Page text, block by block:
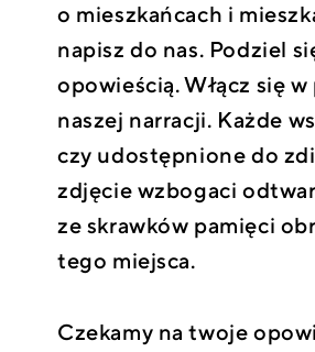
o mieszkańcach i
napisz do nas. Podziel
opowieścią. Włącz się
naszej narracji. Każde
czy udostępnione do
zdjęcie wzbogaci
ze skrawków pamięci
tego miejsca.
Czekamy na twoje